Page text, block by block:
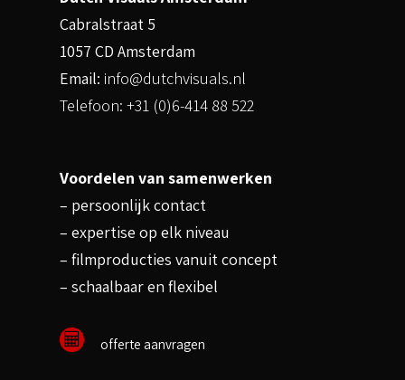
Cabralstraat 5
1057 CD Amsterdam
Email: info@dutchvisuals.nl
Telefoon: +31 (0)6-414 88 522
Voordelen van samenwerken
– persoonlijk contact
– expertise op elk niveau
– filmproducties vanuit concept
– schaalbaar en flexibel
offerte aanvragen